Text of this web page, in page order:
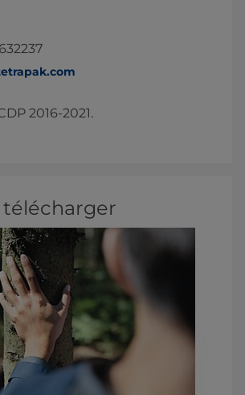
2016-2021.
télécharger